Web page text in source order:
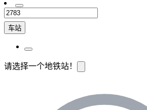
车站
请选择一个地铁站！